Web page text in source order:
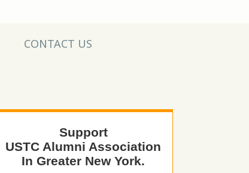
CONTACT US